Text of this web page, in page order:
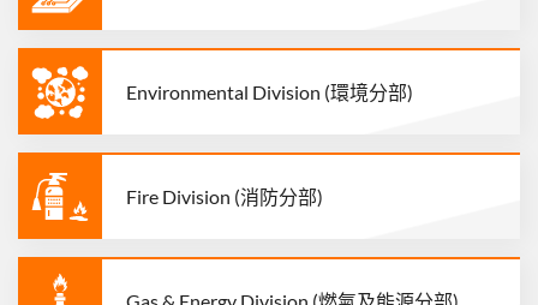
Environmental Division (環境分部)
Fire Division (消防分部)